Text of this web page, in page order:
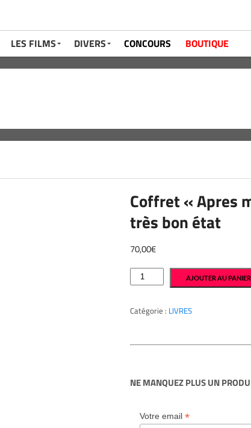
LES FILMS DIVERS CONCOURS BOUTIQUE
Coffret « Apres
très bon état
70,00€
quantité
de
minuit"
–
état
AJOUTER AU PANIER
Catégorie : LIVRES
NE MANQUEZ PLUS UN
Votre email*